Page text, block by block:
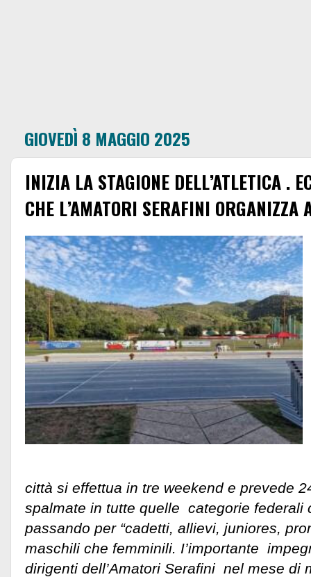
GIOVEDÌ 8 MAGGIO 2025
INIZIA LA STAGIONE DELL’ATLETICA .
CHE L’AMATORI SERAFINI ORGANIZZA
città si effettua in tre weekend e prevede
spalmate in tutte quelle categorie federali
passando per “cadetti, allievi, juniores,
maschili che femminili. I’importante
dirigenti dell’Amatori Serafini nel mese di